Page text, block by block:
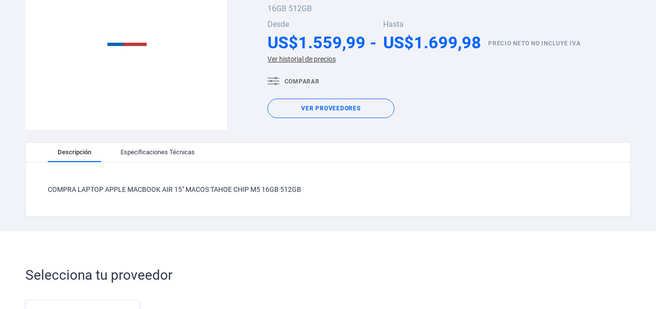
16GB 512GB
Desde
US$1.559,99
Hasta
US$1.699,98 PRECIO NETO NO INCLUYE IVA
Ver historial de precios
COMPARAR
VER PROVEEDORES
to
beginning
Descripción
COMPRA LAPTOP APPLE MACBOOK AIR 15" MACOS TAHOE CHIP M5 16GB 512GB
Especificaciones Técnicas
Selecciona tu proveedor